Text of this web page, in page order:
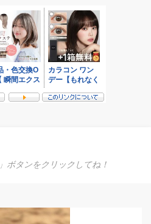
ボタンをクリックしてね！